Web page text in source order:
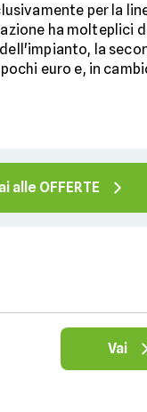
per la
ha molteplici
la
euro e, in
alle OFFERTE
Vai